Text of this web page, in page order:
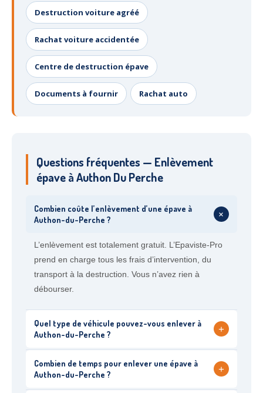
Destruction voiture agréé
Rachat voiture accidentée
Centre de destruction épave
Documents à fournir Rachat auto
Questions fréquentes — Enlèvement
épave à Authon Du Perche
Combien coûte l’enlèvement d’une épave à
Authon-du-Perche ?
+
L’enlèvement est totalement gratuit. L’Epaviste-Pro
prend en charge tous les frais d’intervention, du
transport à la destruction. Vous n’avez rien à
débourser.
Quel type de véhicule pouvez-vous enlever à
Authon-du-Perche ?
+
Combien de temps pour enlever une épave à
Authon-du-Perche ?
+